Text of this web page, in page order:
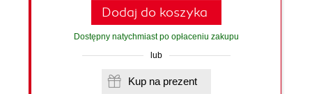
Dodaj do koszyka
Dostępny natychmiast po opłaceniu zakupu
lub
Kup na prezent